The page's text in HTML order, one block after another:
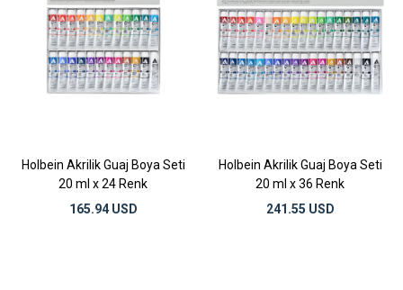
Holbein Akrilik Guaj Boya Seti
20 ml x 24 Renk
165.94 USD
Holbein Akrilik Guaj Boya Seti
20 ml x 36 Renk
241.55 USD